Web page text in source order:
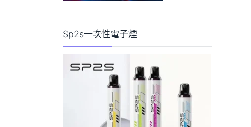
Sp2s一次性電子煙